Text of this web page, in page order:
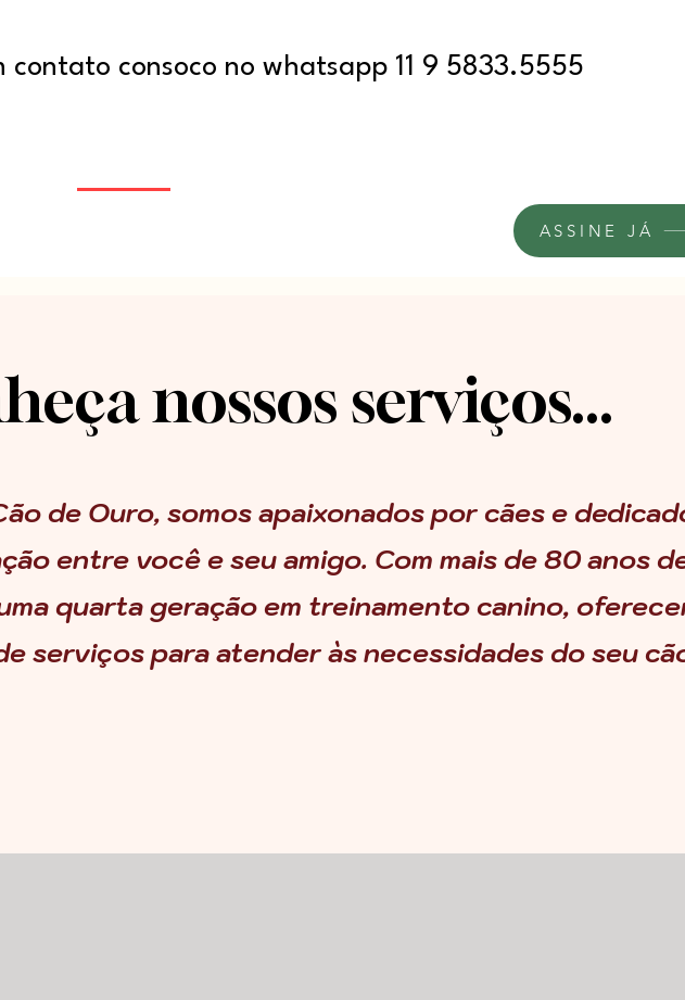
consoco no whatsapp 11 9 5833.5555
ASSINE JÁ
nossos serviços...
de Ouro, somos apaixonados por cães e
entre você e seu amigo. Com mais de 80 anos
quarta geração em treinamento canino,
serviços para atender às necessidades do seu